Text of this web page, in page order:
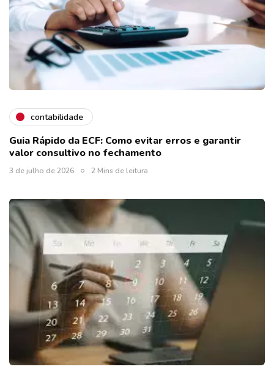
contabilidade
Guia Rápido da ECF: Como evitar erros e garantir
valor consultivo no fechamento
3 de julho de 2026 2 Mins de leitura